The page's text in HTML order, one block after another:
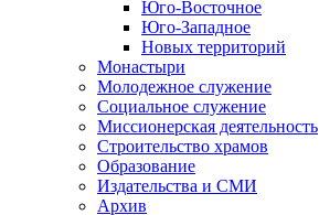
Юго-Восточное
Юго-Западное
Новых территорий
Монастыри
Молодежное служение
Социальное служение
Миссионерская деятельность
Строительство храмов
Образование
Издательства и СМИ
Архив